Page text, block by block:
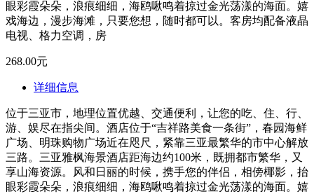
眼彩霞朵朵，浪痕细细，海鸥啾鸣着掠过金光荡漾的海面。嬉
戏海边，漫步海滩，只要您想，随时都可以。客房均配备液晶
电视、格力空调，房
268.00元
详细信息
位于三亚市，地理位置优越、交通便利，让您的吃、住、行、
游、娱尽在指尖间。酒店位于“吉祥路美食一条街”，春园海鲜
广场、明珠购物广场近在咫尺，紧靠三亚最繁华的市中心解放
三路。三亚雅枫海景酒店距海边约100米，既拥都市繁华，又
享山海资源。风和日丽的时候，携手您的伴侣，相傍椰影，抬
眼彩霞朵朵，浪痕细细，海鸥啾鸣着掠过金光荡漾的海面。嬉